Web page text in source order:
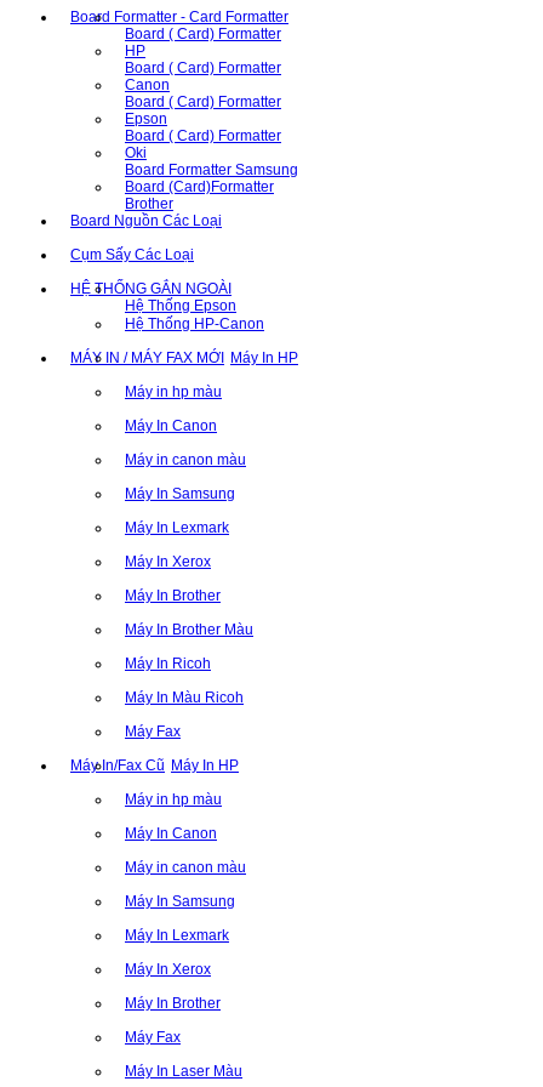
Board Formatter - Card Formatter
Board ( Card) Formatter
HP
Board ( Card) Formatter
Canon
Board ( Card) Formatter
Epson
Board ( Card) Formatter
Oki
Board Formatter Samsung
Board (Card)Formatter
Brother
Board Nguồn Các Loại
Cụm Sấy Các Loại
HỆ THỐNG GẮN NGOÀI
Hệ Thống Epson
Hệ Thống HP-Canon
MÁY IN / MÁY FAX MỚI Máy In HP
Máy in hp màu
Máy In Canon
Máy in canon màu
Máy In Samsung
Máy In Lexmark
Máy In Xerox
Máy In Brother
Máy In Brother Màu
Máy In Ricoh
Máy In Màu Ricoh
Máy Fax
Máy In/Fax Cũ Máy In HP
Máy in hp màu
Máy In Canon
Máy in canon màu
Máy In Samsung
Máy In Lexmark
Máy In Xerox
Máy In Brother
Máy Fax
Máy In Laser Màu